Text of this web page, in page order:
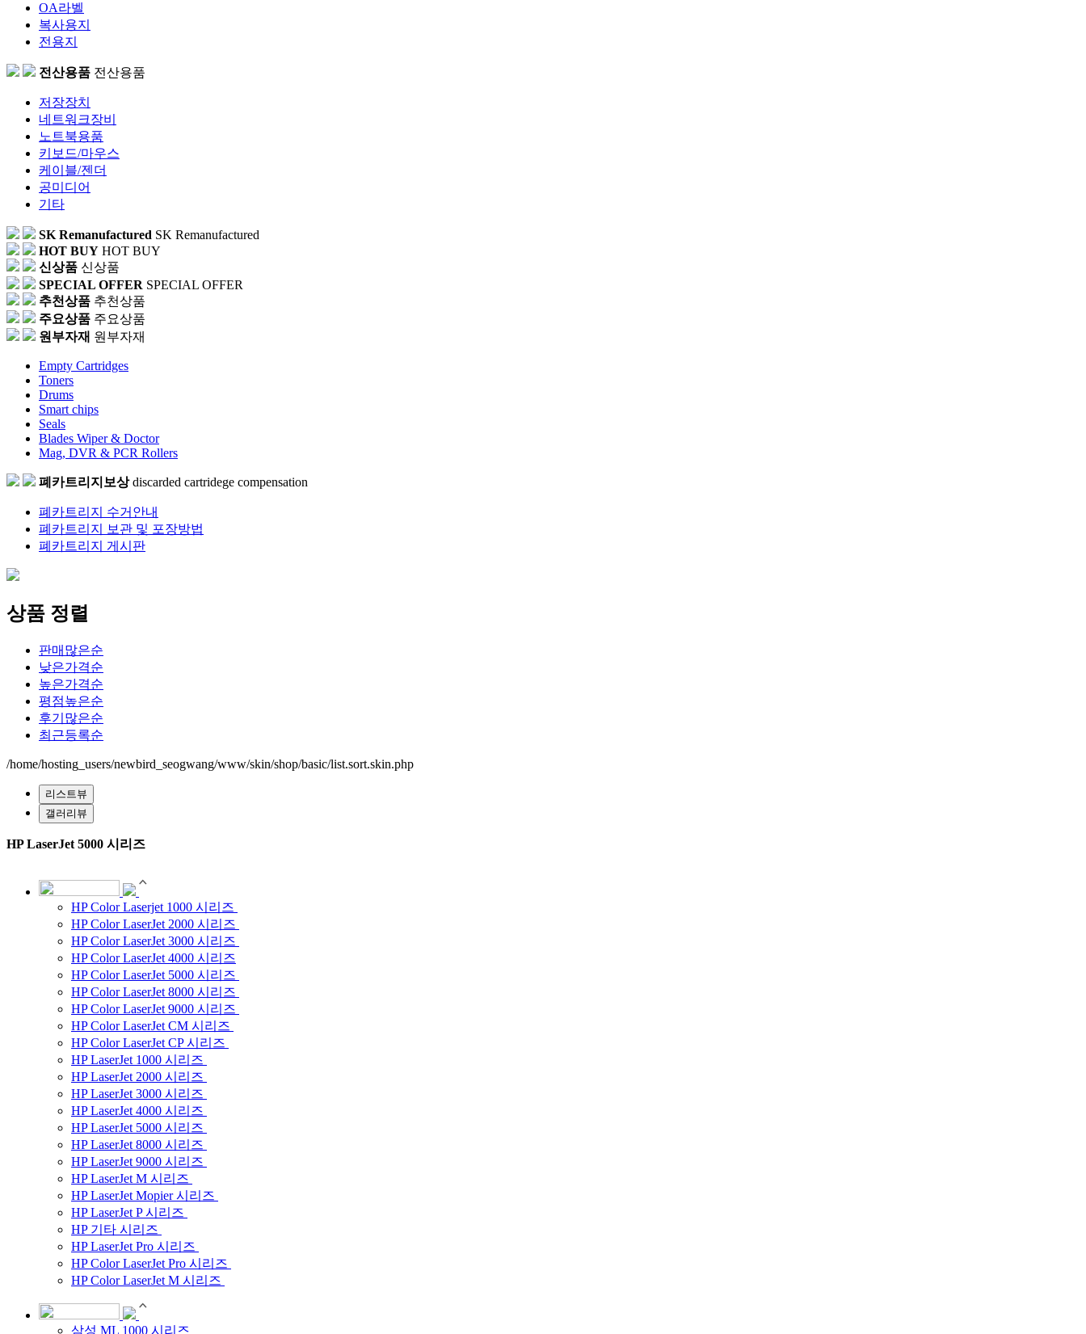
OA라벨
복사용지
전용지
전산용품 전산용품
저장장치
네트워크장비
노트북용품
키보드/마우스
케이블/젠더
공미디어
기타
SK Remanufactured SK Remanufactured
HOT BUY HOT BUY
신상품 신상품
SPECIAL OFFER SPECIAL OFFER
추천상품 추천상품
주요상품 주요상품
원부자재 원부자재
Empty Cartridges
Toners
Drums
Smart chips
Seals
Blades Wiper & Doctor
Mag, DVR & PCR Rollers
폐카트리지보상 discarded cartridege compensation
폐카트리지 수거안내
폐카트리지 보관 및 포장방법
폐카트리지 게시판
상품 정렬
판매많은순
낮은가격순
높은가격순
평점높은순
후기많은순
최근등록순
/home/hosting_users/newbird_seogwang/www/skin/shop/basic/list.sort.skin.php
리스트뷰
갤러리뷰
HP LaserJet 5000 시리즈
HP Color Laserjet 1000 시리즈
HP Color LaserJet 2000 시리즈
HP Color LaserJet 3000 시리즈
HP Color LaserJet 4000 시리즈
HP Color LaserJet 5000 시리즈
HP Color LaserJet 8000 시리즈
HP Color LaserJet 9000 시리즈
HP Color LaserJet CM 시리즈
HP Color LaserJet CP 시리즈
HP LaserJet 1000 시리즈
HP LaserJet 2000 시리즈
HP LaserJet 3000 시리즈
HP LaserJet 4000 시리즈
HP LaserJet 5000 시리즈
HP LaserJet 8000 시리즈
HP LaserJet 9000 시리즈
HP LaserJet M 시리즈
HP LaserJet Mopier 시리즈
HP LaserJet P 시리즈
HP 기타 시리즈
HP LaserJet Pro 시리즈
HP Color LaserJet Pro 시리즈
HP Color LaserJet M 시리즈
삼성 ML 1000 시리즈